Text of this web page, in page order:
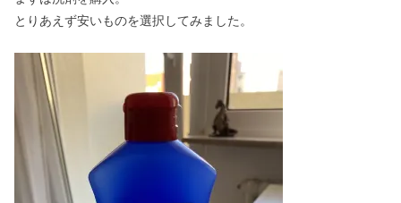
とりあえず安いものを選択してみました。